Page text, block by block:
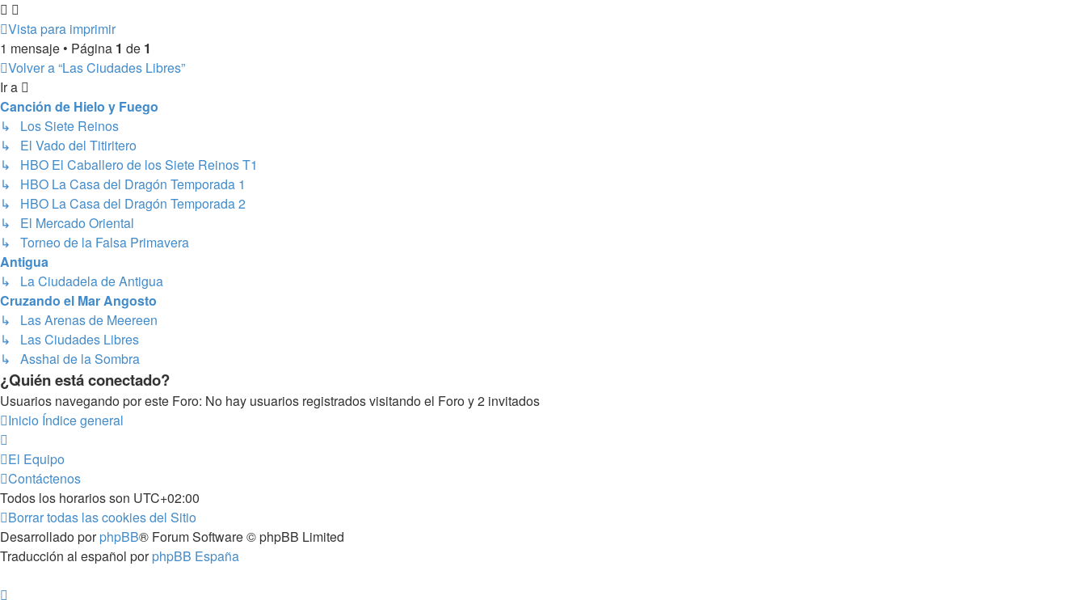
Vista para imprimir
1 mensaje • Página 1 de 1
Volver a “Las Ciudades Libres”
Ir a
Canción de Hielo y Fuego
↳ Los Siete Reinos
↳ El Vado del Titiritero
↳ HBO El Caballero de los Siete Reinos T1
↳ HBO La Casa del Dragón Temporada 1
↳ HBO La Casa del Dragón Temporada 2
↳ El Mercado Oriental
↳ Torneo de la Falsa Primavera
Antigua
↳ La Ciudadela de Antigua
Cruzando el Mar Angosto
↳ Las Arenas de Meereen
↳ Las Ciudades Libres
↳ Asshai de la Sombra
¿Quién está conectado?
Usuarios navegando por este Foro: No hay usuarios registrados visitando el Foro y 2 invitados
Inicio Índice general
El Equipo
Contáctenos
Todos los horarios son UTC+02:00
Borrar todas las cookies del Sitio
Desarrollado porphpBB® Forum Software © phpBB Limited
Traducción al español porphpBB España